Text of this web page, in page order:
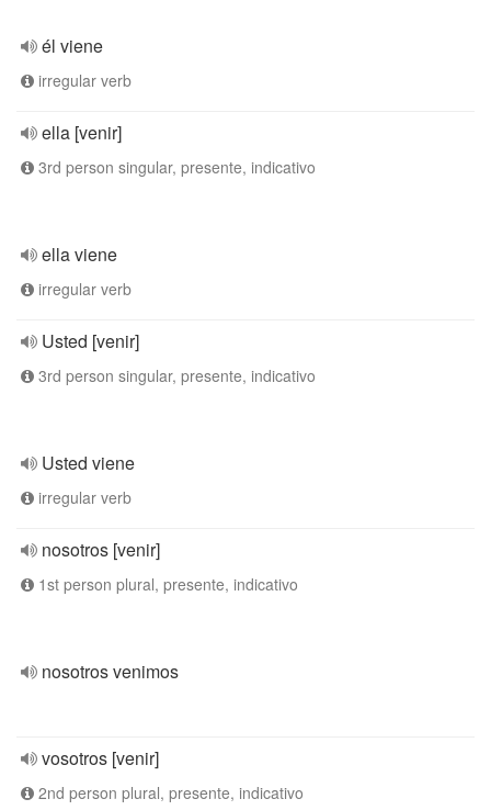
él viene
irregular verb
ella [venir]
3rd person singular, presente, indicativo
ella viene
irregular verb
Usted [venir]
3rd person singular, presente, indicativo
Usted viene
irregular verb
nosotros [venir]
1st person plural, presente, indicativo
nosotros venimos
vosotros [venir]
2nd person plural, presente, indicativo